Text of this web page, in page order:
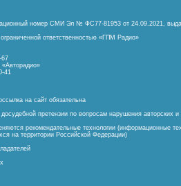
номер СМИ Эл № ФС77-81953 от 24.09.2021,
ответственностью «ГПМ Радио»
67
41
на сайт обязательна
претензии по вопросам нарушения авторских
рекомендательные технологии (информационные
на территории Российской Федерации)